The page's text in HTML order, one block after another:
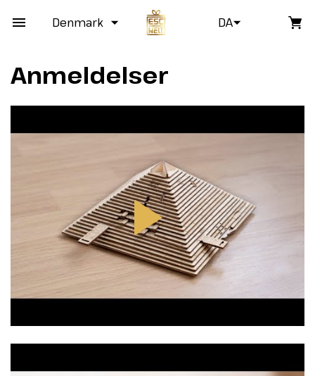
Denmark DA
Anmeldelser